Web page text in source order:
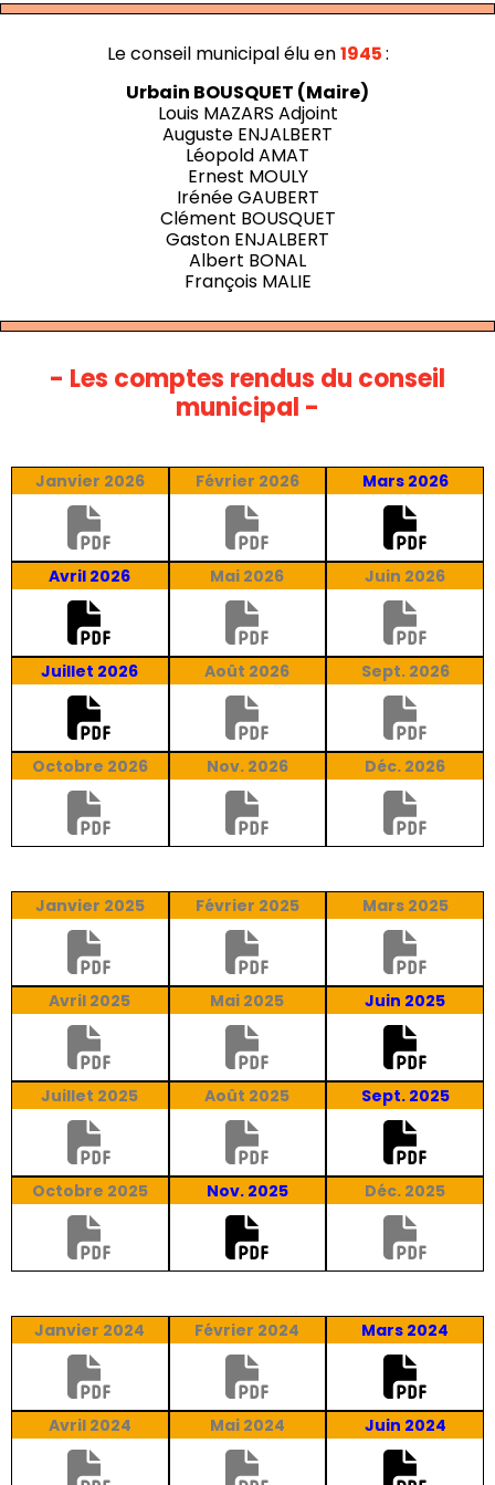
Le conseil municipal élu en1945:
Urbain BOUSQUET (Maire)
Louis MAZARS Adjoint
Auguste ENJALBERT
Léopold AMAT
Ernest MOULY
Irénée GAUBERT
Clément BOUSQUET
Gaston ENJALBERT
Albert BONAL
François MALIE
- Les comptes rendus du conseil
municipal -
Janvier 2026 Février 2026 Mars 2026
Avril 2026 Mai 2026 Juin 2026
Juillet 2026 Août 2026 Sept. 2026
Octobre 2026 Nov. 2026 Déc. 2026
Janvier 2025 Février 2025 Mars 2025
Avril 2025 Mai 2025 Juin 2025
Juillet 2025 Août 2025 Sept. 2025
Octobre 2025 Nov. 2025 Déc. 2025
Janvier 2024 Février 2024 Mars 2024
Avril 2024 Mai 2024 Juin 2024